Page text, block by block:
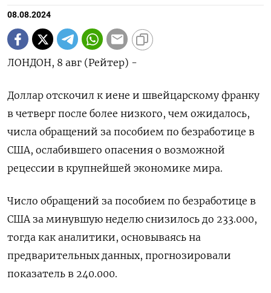
08.08.2024
ЛОНДОН, 8 авг (Рейтер) -
Доллар отскочил к иене и швейцарскому франку
в четверг после более низкого, чем ожидалось,
числа обращений за пособием по безработице в
США, ослабившего опасения о возможной
рецессии в крупнейшей экономике мира.
Число обращений за пособием по безработице в
США за минувшую неделю снизилось до 233.000,
тогда как аналитики, основываясь на
предварительных данных, прогнозировали
показатель в 240.000.